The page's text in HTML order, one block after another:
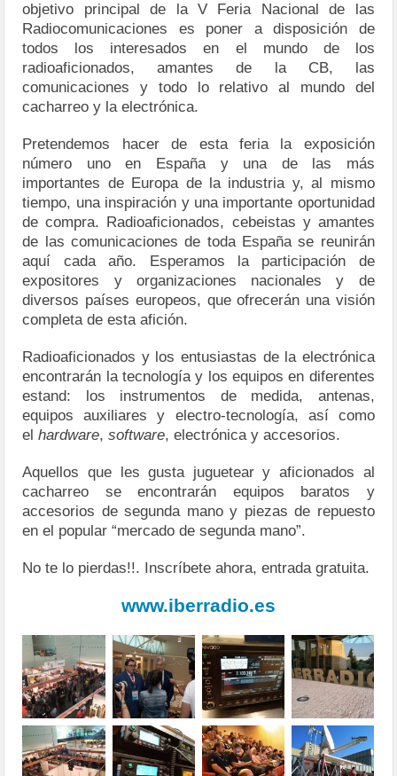
objetivo principal de la V Feria Nacional de las
Radiocomunicaciones es poner a disposición de
todos los interesados en el mundo de los
radioaficionados, amantes de la CB, las
comunicaciones y todo lo relativo al mundo del
cacharreo y la electrónica.
Pretendemos hacer de esta feria la exposición
número uno en España y una de las más
importantes de Europa de la industria y, al mismo
tiempo, una inspiración y una importante oportunidad
de compra. Radioaficionados, cebeistas y amantes
de las comunicaciones de toda España se reunirán
aquí cada año. Esperamos la participación de
expositores y organizaciones nacionales y de
diversos países europeos, que ofrecerán una visión
completa de esta afición.
Radioaficionados y los entusiastas de la electrónica
encontrarán la tecnología y los equipos en diferentes
estand: los instrumentos de medida, antenas,
equipos auxiliares y electro-tecnología, así como
elhardware,software, electrónica y accesorios.
Aquellos que les gusta juguetear y aficionados al
cacharreo se encontrarán equipos baratos y
accesorios de segunda mano y piezas de repuesto
en el popular “mercado de segunda mano”.
No te lo pierdas!!. Inscríbete ahora, entrada gratuita.
www.iberradio.es